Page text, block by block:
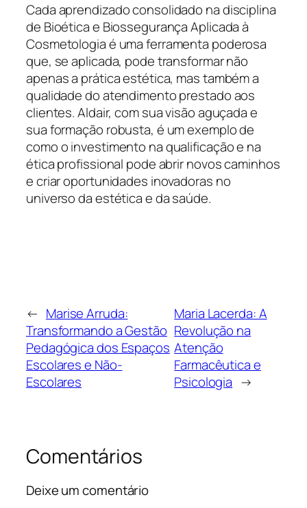
Cada aprendizado consolidado na disciplina
de Bioética e Biossegurança Aplicada à
Cosmetologia é uma ferramenta poderosa
que, se aplicada, pode transformar não
apenas a prática estética, mas também a
qualidade do atendimento prestado aos
clientes. Aldair, com sua visão aguçada e
sua formação robusta, é um exemplo de
como o investimento na qualificação e na
ética profissional pode abrir novos caminhos
e criar oportunidades inovadoras no
universo da estética e da saúde.
← Marise Arruda:
Transformando a Gestão
Pedagógica dos Espaços
Escolares e Não-
Escolares
Maria Lacerda: A
Revolução na
Atenção
Farmacêutica e
Psicologia →
Comentários
Deixe um comentário